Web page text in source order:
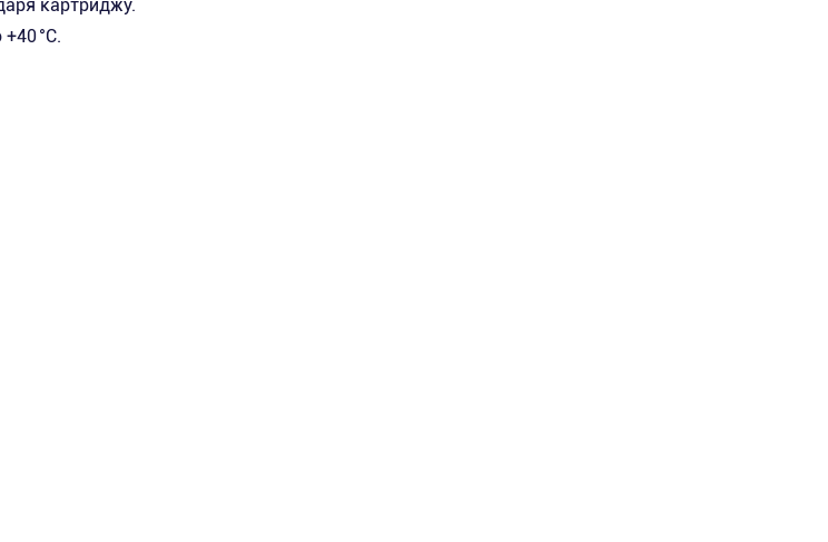
картриджу.
°C.